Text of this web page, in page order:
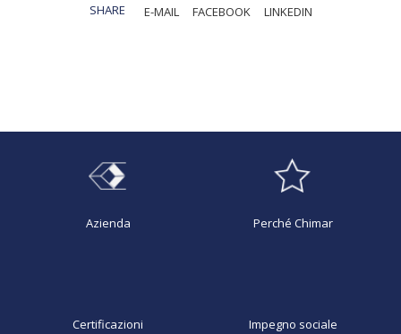
SHARE E-MAIL FACEBOOK LINKEDIN
Azienda Perché Chimar
Certificazioni Impegno sociale